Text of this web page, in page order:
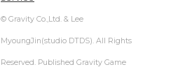
© Gravity Co.,Ltd. & Lee
MyoungJin(studio DTDS). All Rights
Reserved. Published Gravity Game